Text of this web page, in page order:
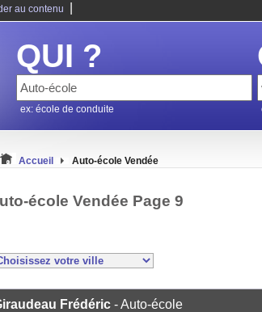
au contenu
QUI ?
ex: école de conduite
Accueil Auto-école Vendée
école Vendée Page 9
Frédéric - Auto-école